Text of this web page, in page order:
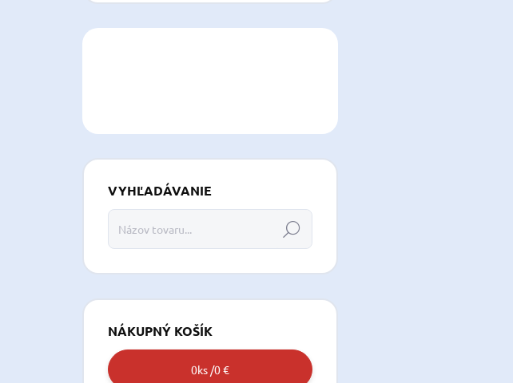
VYHĽADÁVANIE
Hľadať
NÁKUPNÝ KOŠÍK
0ks /0 €